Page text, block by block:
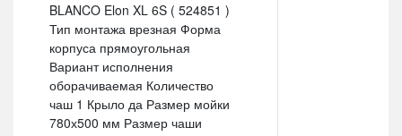
BLANCO Elon XL 6S ( 524851 )
Тип монтажа врезная Форма
корпуса прямоугольная
Вариант исполнения
оборачиваемая Количество
чаш 1 Крыло да Размер мойки
780х500 мм Размер чаши